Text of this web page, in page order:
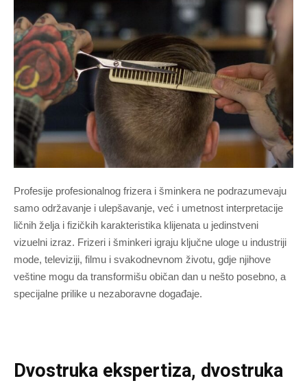
Profesije profesionalnog frizera i šminkera ne podrazumevaju
samo održavanje i ulepšavanje, već i umetnost interpretacije
ličnih želja i fizičkih karakteristika klijenata u jedinstveni
vizuelni izraz. Frizeri i šminkeri igraju ključne uloge u industriji
mode, televiziji, filmu i svakodnevnom životu, gdje njihove
veštine mogu da transformišu običan dan u nešto posebno, a
specijalne prilike u nezaboravne događaje.
Dvostruka ekspertiza, dvostruka